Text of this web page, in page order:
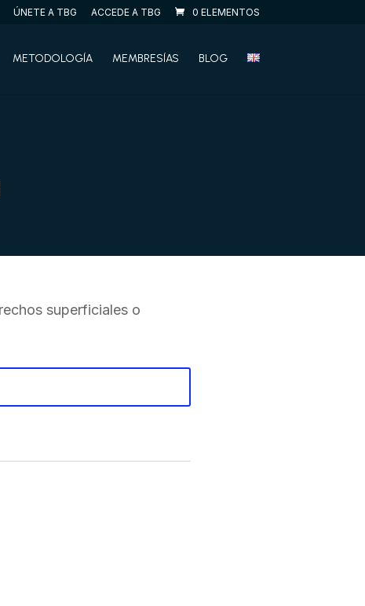
ÚNETE A TBG ACCEDE A TBG 0 ELEMENTOS
METODOLOGÍA MEMBRESÍAS BLOG
superficiales o